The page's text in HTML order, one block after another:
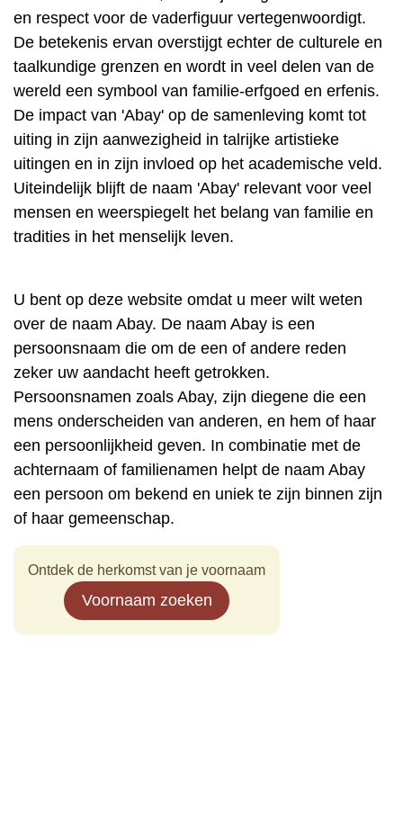
en respect voor de vaderfiguur vertegenwoordigt.
De betekenis ervan overstijgt echter de culturele en
taalkundige grenzen en wordt in veel delen van de
wereld een symbool van familie-erfgoed en erfenis.
De impact van 'Abay' op de samenleving komt tot
uiting in zijn aanwezigheid in talrijke artistieke
uitingen en in zijn invloed op het academische veld.
Uiteindelijk blijft de naam 'Abay' relevant voor veel
mensen en weerspiegelt het belang van familie en
tradities in het menselijk leven.
U bent op deze website omdat u meer wilt weten
over de naam Abay. De naam Abay is een
persoonsnaam die om de een of andere reden
zeker uw aandacht heeft getrokken.
Persoonsnamen zoals Abay, zijn diegene die een
mens onderscheiden van anderen, en hem of haar
een persoonlijkheid geven. In combinatie met de
achternaam of familienamen helpt de naam Abay
een persoon om bekend en uniek te zijn binnen zijn
of haar gemeenschap.
Ontdek de herkomst van je voornaam
Voornaam zoeken